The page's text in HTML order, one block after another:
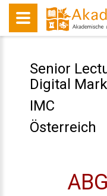
Senior
Digital
IMC
Österreich